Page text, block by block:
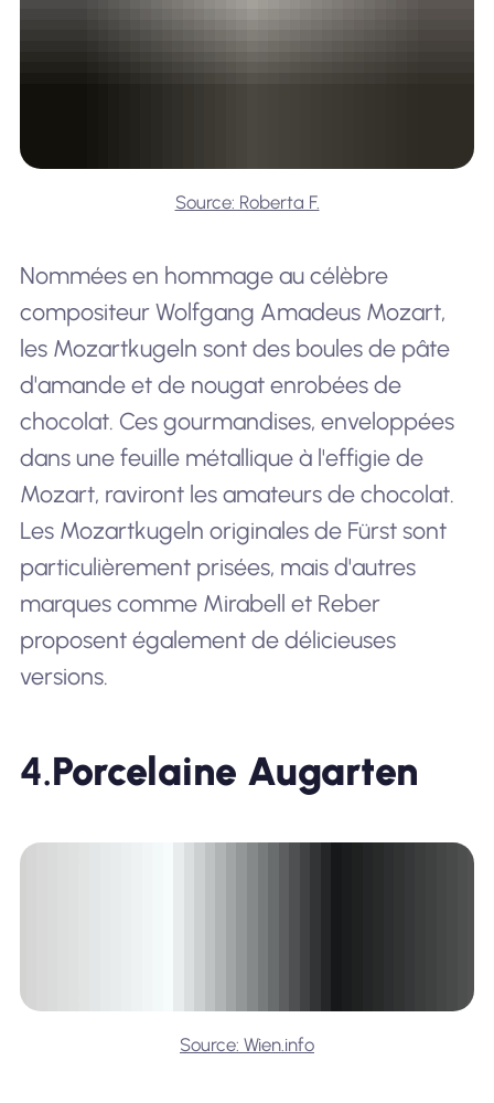
Source: Roberta F.
Nommées en hommage au célèbre
compositeur Wolfgang Amadeus Mozart,
les Mozartkugeln sont des boules de pâte
d'amande et de nougat enrobées de
chocolat. Ces gourmandises, enveloppées
dans une feuille métallique à l'effigie de
Mozart, raviront les amateurs de chocolat.
Les Mozartkugeln originales de Fürst sont
particulièrement prisées, mais d'autres
marques comme Mirabell et Reber
proposent également de délicieuses
versions.
4.Porcelaine Augarten
Source: Wien.info